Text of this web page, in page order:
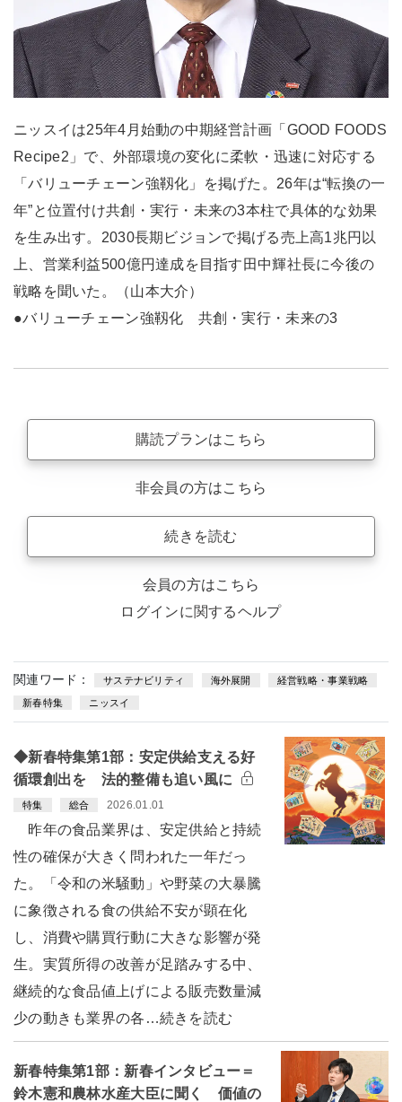
ニッスイは25年4月始動の中期経営計画「GOOD FOODS
Recipe2」で、外部環境の変化に柔軟・迅速に対応する
「バリューチェーン強靱化」を掲げた。26年は“転換の一
年”と位置付け共創・実行・未来の3本柱で具体的な効果
を生み出す。2030長期ビジョンで掲げる売上高1兆円以
上、営業利益500億円達成を目指す田中輝社長に今後の
戦略を聞いた。（山本大介）
●バリューチェーン強靱化 共創・実行・未来の3
購読プランはこちら
非会員の方はこちら
続きを読む
会員の方はこちら
ログインに関するヘルプ
関連ワード： サステナビリティ 海外展開 経営戦略・事業戦略
新春特集 ニッスイ
◆新春特集第1部：安定供給支える好
循環創出を 法的整備も追い風に
特集 総合 2026.01.01
昨年の食品業界は、安定供給と持続
性の確保が大きく問われた一年だっ
た。「令和の米騒動」や野菜の大暴騰
に象徴される食の供給不安が顕在化
し、消費や購買行動に大きな影響が発
生。実質所得の改善が足踏みする中、
継続的な食品値上げによる販売数量減
少の動きも業界の各…続きを読む
新春特集第1部：新春インタビュー＝
鈴木憲和農林水産大臣に聞く 価値の